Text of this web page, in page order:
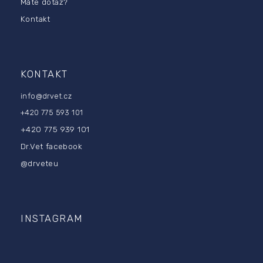
Máte dotaz?
Kontakt
KONTAKT
info @drvet.cz
+420 775 593 101
+420 775 939 101
Dr.Vet facebook
@drveteu
INSTAGRAM